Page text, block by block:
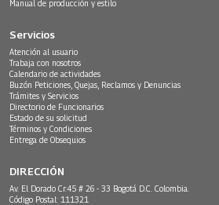
Manual de producción y estilo
Servicios
Atención al usuario
Trabaja con nosotros
Calendario de actividades
Buzón Peticiones, Quejas, Reclamos y Denuncias
Trámites y Servicios
Directorio de Funcionarios
Estado de su solicitud
Términos y Condiciones
Entrega de Obsequios
DIRECCIÓN
Av. El Dorado Cr.45 # 26 - 33 Bogotá D.C. Colombia.
Código Postal: 111321